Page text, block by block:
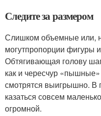
Следите за размером
Слишком объемные или,
могутпропорции фигуры
Обтягивающая голову
как и чересчур
смотрятся выигрышно. В
казаться совсем
огромной.